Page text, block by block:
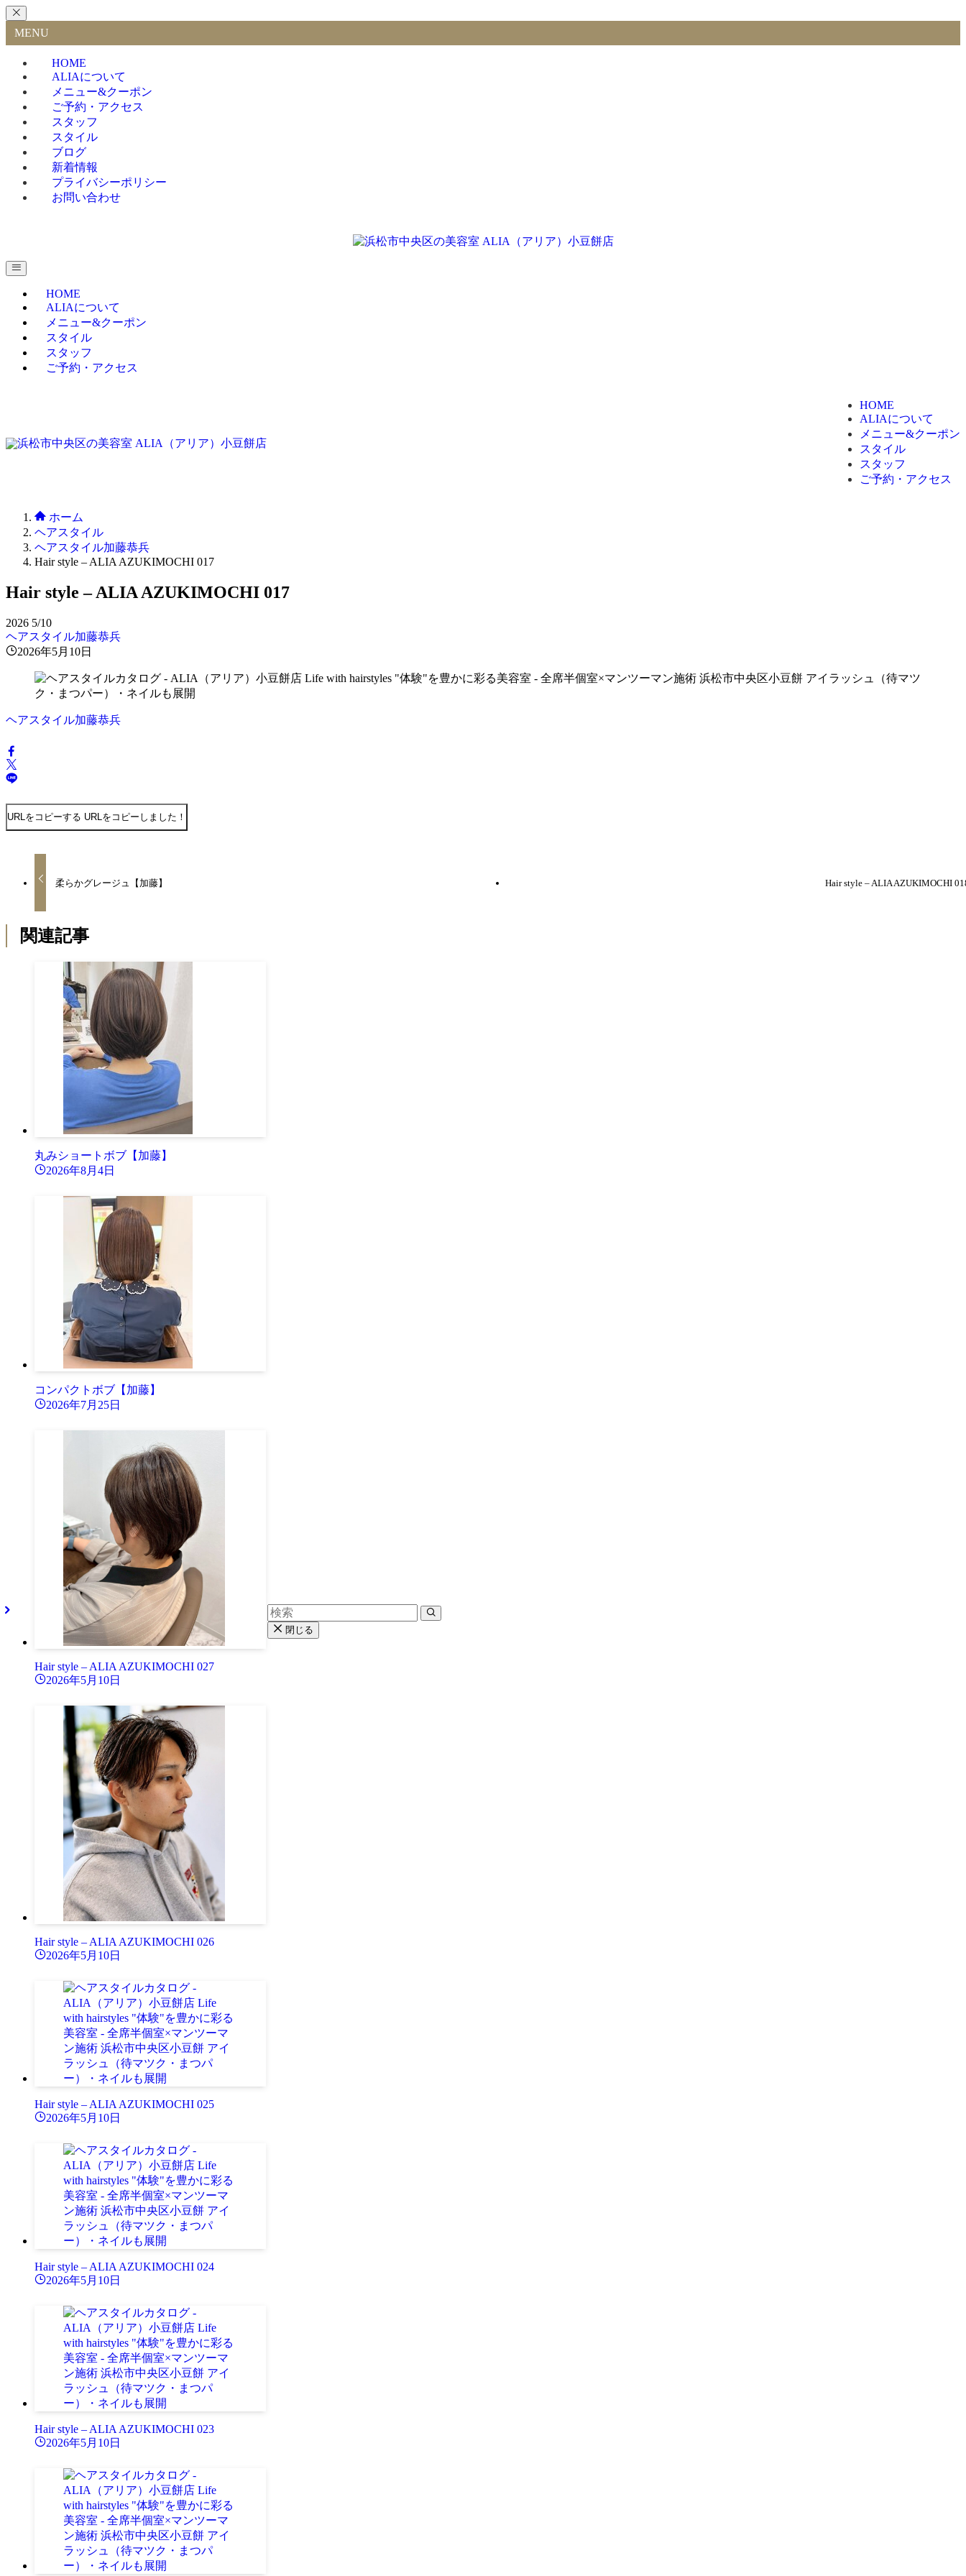
MENU
HOME
ALIAについて
メニュー&クーポン
ご予約・アクセス
スタッフ
スタイル
ブログ
新着情報
プライバシーポリシー
お問い合わせ
HOME
ALIAについて
メニュー&クーポン
スタイル
スタッフ
ご予約・アクセス
HOME
ALIAについて
メニュー&クーポン
スタイル
スタッフ
ご予約・アクセス
ホーム
ヘアスタイル
ヘアスタイル加藤恭兵
Hair style – ALIA AZUKIMOCHI 017
Hair style – ALIA AZUKIMOCHI 017
2026 5/10
ヘアスタイル加藤恭兵
2026年5月10日
ヘアスタイル加藤恭兵
URLをコピーする URLをコピーしました！
柔らかグレージュ【加藤】 Hair style – ALIA AZUKIMOCHI
関連記事
丸みショートボブ【加藤】
2026年8月4日
コンパクトボブ【加藤】
2026年7月25日
Hair style – ALIA AZUKIMOCHI 027
2026年5月10日
Hair style – ALIA AZUKIMOCHI 026
2026年5月10日
Hair style – ALIA AZUKIMOCHI 025
2026年5月10日
Hair style – ALIA AZUKIMOCHI 024
2026年5月10日
Hair style – ALIA AZUKIMOCHI 023
2026年5月10日
閉じる